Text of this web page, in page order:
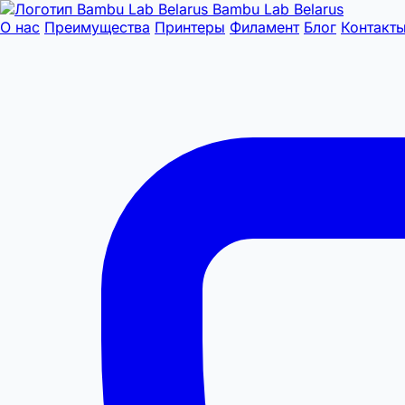
Bambu Lab Belarus
О нас Преимущества Принтеры Филамент Блог